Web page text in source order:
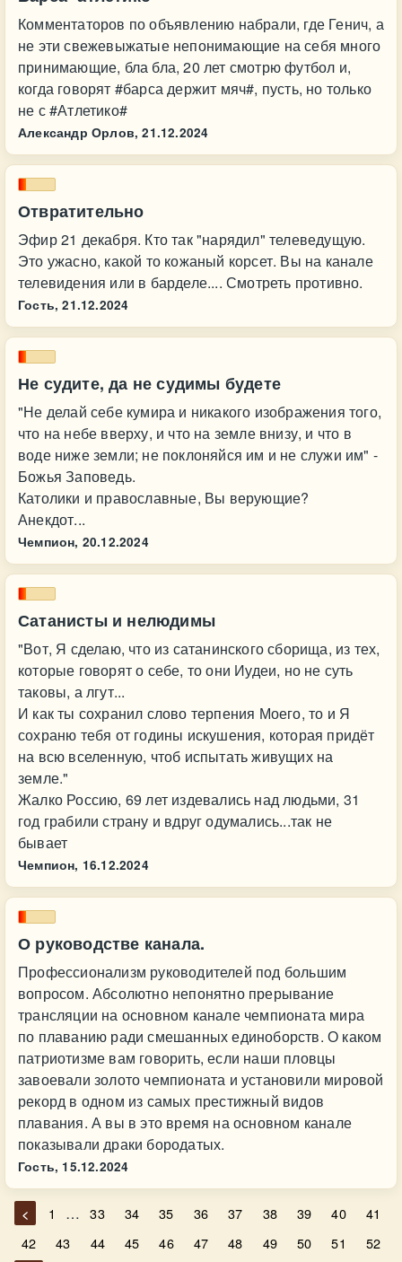
Комментаторов по объявлению набрали, где Генич, а
не эти свежевыжатые непонимающие на себя много
принимающие, бла бла, 20 лет смотрю футбол и,
когда говорят #барса держит мяч#, пусть, но только
не с #Атлетико#
Александр Орлов, 21.12.2024
Отвратительно
Эфир 21 декабря. Кто так "нарядил" телеведущую.
Это ужасно, какой то кожаный корсет. Вы на канале
телевидения или в барделе.... Смотреть противно.
Гость, 21.12.2024
Не судите, да не судимы будете
"Не делай себе кумира и никакого изображения того,
что на небе вверху, и что на земле внизу, и что в
воде ниже земли; не поклоняйся им и не служи им" -
Божья Заповедь.
Католики и православные, Вы верующие?
Анекдот...
Чемпион, 20.12.2024
Сатанисты и нелюдимы
"Вот, Я сделаю, что из сатанинского сборища, из тех,
которые говорят о себе, то они Иудеи, но не суть
таковы, а лгут...
И как ты сохранил слово терпения Моего, то и Я
сохраню тебя от годины искушения, которая придёт
на всю вселенную, чтоб испытать живущих на
земле."
Жалко Россию, 69 лет издевались над людьми, 31
год грабили страну и вдруг одумались...так не
бывает
Чемпион, 16.12.2024
О руководстве канала.
Профессионализм руководителей под большим
вопросом. Абсолютно непонятно прерывание
трансляции на основном канале чемпионата мира
по плаванию ради смешанных единоборств. О каком
патриотизме вам говорить, если наши пловцы
завоевали золото чемпионата и установили мировой
рекорд в одном из самых престижный видов
плавания. А вы в это время на основном канале
показывали драки бородатых.
Гость, 15.12.2024
< 1 … 33 34 35 36 37 38 39 40
41
42
43 44 45 46 47 48 49 50 51
52